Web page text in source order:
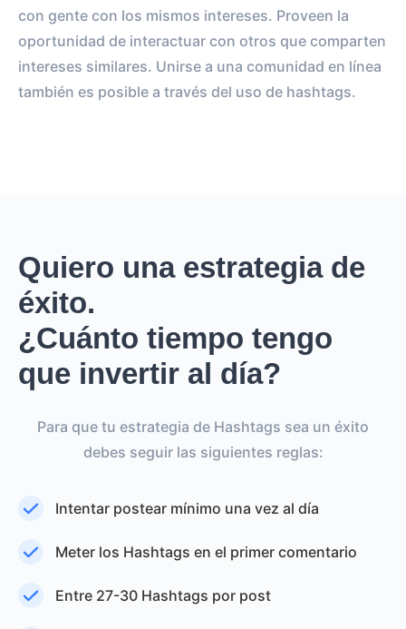
con gente con los mismos intereses. Proveen la
oportunidad de interactuar con otros que comparten
intereses similares. Unirse a una comunidad en línea
también es posible a través del uso de hashtags.
Quiero una estrategia de
éxito.
¿Cuánto tiempo tengo
que invertir al día?
Para que tu estrategia de Hashtags sea un éxito
debes seguir las siguientes reglas:
Intentar postear mínimo una vez al día
Meter los Hashtags en el primer comentario
Entre 27-30 Hashtags por post